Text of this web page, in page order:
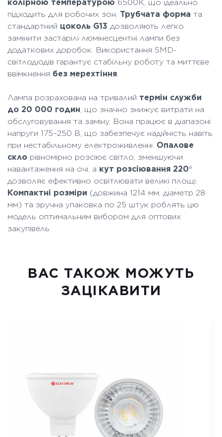
колірною температурою 6500K, що ідеально
підходить для робочих зон. Трубчата форма та
стандартний цоколь G13 дозволяють легко
замінити застарілі люмінесцентні лампи без
додаткових доробок. Використання SMD-
світлодіодів гарантує стабільну роботу та миттєве
ввімкнення без мерехтіння.
Лампа розрахована на тривалий термін служби
до 20 000 годин, що значно знижує витрати на
обслуговування та заміну. Вона працює в діапазоні
напруги 175–250 В, що забезпечує надійність навіть
при нестабільному електроживленні. Опалове
скло рівномірно розсіює світло, зменшуючи
навантаження на очі, а кут розсіювання 220°
дозволяє ефективно освітлювати великі площі.
Компактні розміри (довжина 1214 мм, діаметр 28
мм) та зручна упаковка по 25 штук роблять цю
модель оптимальним вибором для оптових
закупівель.
ВАC ТАКОЖ МОЖУТЬ
ЗАЦІКАВИТИ